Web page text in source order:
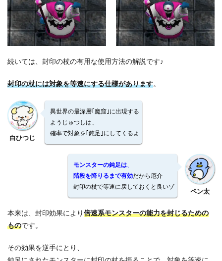
続いては、封印の杖の有用な使用方法の解説です♪
封印の杖には対象を等速にする仕様があります。
白ひつじ
異世界の最深層｢魔窟｣に出現する
ようじゅつしは、
確率で対象を｢鈍足｣にしてくるよ
ペン太
モンスターの鈍足は
階段を降りるまで有効だから厄介
封印の杖で等速に戻しておくと良いゾ
本来は、封印効果により 倍速系モンスターの能力を封じるための
ものです。
その効果を逆手にとり、